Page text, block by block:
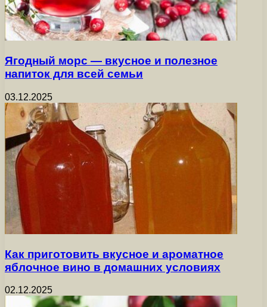
Ягодный морс — вкусное и полезное
напиток для всей семьи
03.12.2025
Как приготовить вкусное и ароматное
яблочное вино в домашних условиях
02.12.2025